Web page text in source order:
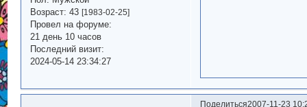
Возраст: 43 [1983-02-25]
Провел на форуме:
21 день 10 часов
Последний визит:
2024-05-14 23:34:27
Поделиться2007-11-23